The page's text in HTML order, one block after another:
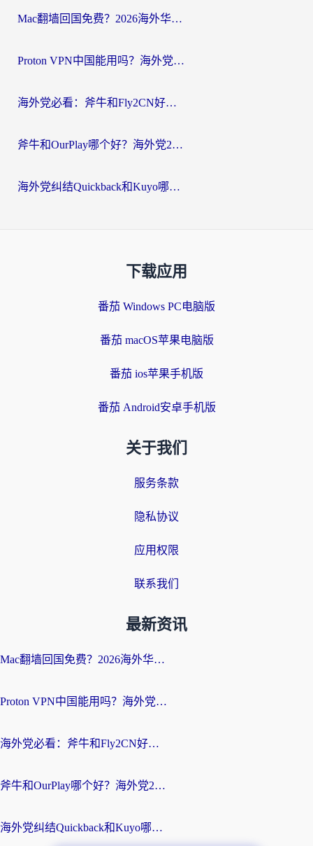
Mac翻墙回国免费？2026海外华人亲测：从CCTV5直播到国内APP，这样选加速器才靠谱
Proton VPN中国能用吗？海外党选回国加速器的避坑指南（附番茄加速器实测）
海外党必看：斧牛和Fly2CN好用吗？3招教你选对回国加速器（附免费试用攻略）
斧牛和OurPlay哪个好？海外党2026亲测：选对加速器，国内资源秒加载
海外党纠结Quickback和Kuyo哪个好？选对回国加速器才能无缝刷国内资源
下载应用
番茄 Windows PC电脑版
番茄 macOS苹果电脑版
番茄 ios苹果手机版
番茄 Android安卓手机版
关于我们
服务条款
隐私协议
应用权限
联系我们
最新资讯
Mac翻墙回国免费？2026海外华人亲测：从CCTV5直播到国内APP，这样选加速器才靠谱
Proton VPN中国能用吗？海外党选回国加速器的避坑指南（附番茄加速器实测）
海外党必看：斧牛和Fly2CN好用吗？3招教你选对回国加速器（附免费试用攻略）
斧牛和OurPlay哪个好？海外党2026亲测：选对加速器，国内资源秒加载
海外党纠结Quickback和Kuyo哪个好？选对回国加速器才能无缝刷国内资源